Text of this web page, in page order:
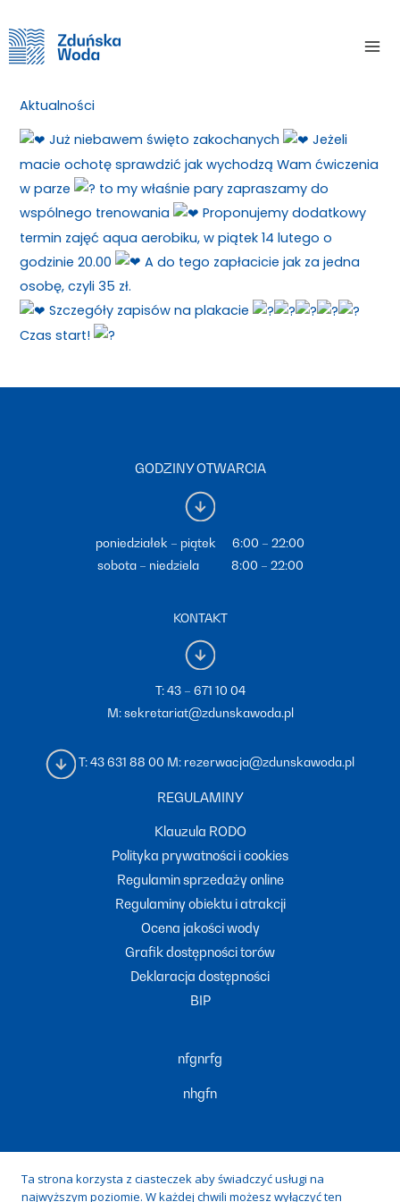
to
content
Aktualności
Już niebawem święto zakochanych
Jeżeli
macie ochotę sprawdzić jak wychodzą Wam ćwiczenia
w parze
to my właśnie pary zapraszamy do
wspólnego trenowania
Proponujemy dodatkowy
termin zajęć aqua aerobiku, w piątek 14 lutego o
godzinie 20.00
A do tego zapłacicie jak za jedna
osobę, czyli 35 zł.
Szczegóły zapisów na plakacie
Czas start!
GODZINY OTWARCIA
poniedziałek – piątek 6:00 – 22:00
sobota – niedziela 8:00 – 22:00
KONTAKT
T:43 – 671 10 04
M:sekretariat@zdunskawoda.pl
T:43 631 88 00 M: rezerwacja@zdunskawoda.pl
REGULAMINY
Klauzula RODO
Polityka prywatności i cookies
Regulamin sprzedaży online
Regulaminy obiektu i atrakcji
Ocena jakości wody
Grafik dostępności torów
Deklaracja dostępności
BIP
nfgnrfg
nhgfn
Ta strona korzysta z ciasteczek aby świadczyć usługi na
najwyższym poziomie. W każdej chwili możesz wyłączyć ten